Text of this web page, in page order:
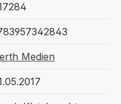
Medien